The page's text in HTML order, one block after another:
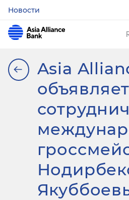
Новости
Asia